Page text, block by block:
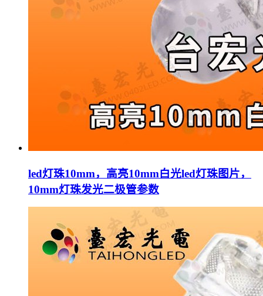
led灯珠10mm，高亮10mm白光led灯珠图片，
10mm灯珠发光二极管参数